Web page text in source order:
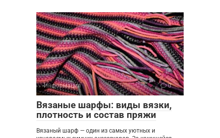
Информация 0
Вязаные шарфы: виды вязки,
плотность и состав пряжи
Вязаный шарф — один из самых уютных и